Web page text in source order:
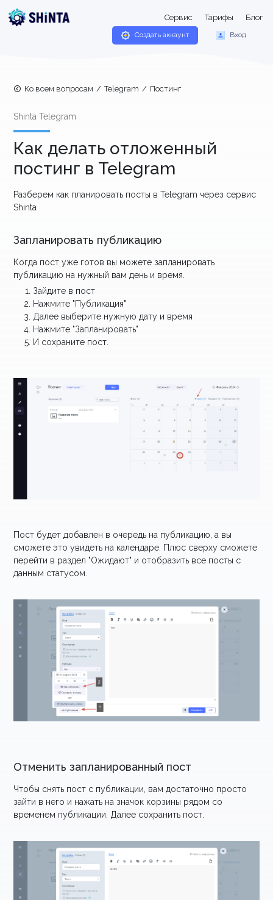
Сервис Тарифы Блог
Создать аккаунт Вход
Ко всем вопросам / Telegram / Постинг
Shinta Telegram
Как делать отложенный
постинг в Telegram
Разберем как планировать посты в Telegram через сервис
Shinta
Запланировать публикацию
Когда пост уже готов вы можете запланировать
публикацию на нужный вам день и время.
Зайдите в пост
Нажмите "Публикация"
Далее выберите нужную дату и время
Нажмите "Запланировать"
И сохраните пост.
Пост будет добавлен в очередь на публикацию, а вы
сможете это увидеть на календаре. Плюс сверху сможете
перейти в раздел "Ожидают" и отобразить все посты с
данным статусом.
Отменить запланированный пост
Чтобы снять пост с публикации, вам достаточно просто
зайти в него и нажать на значок корзины рядом со
временем публикации. Далее сохранить пост.